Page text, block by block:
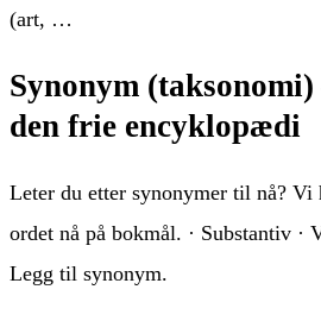
(art, …
Synonym
den frie encyklopædi
Leter du etter synonymer til nå? Vi
ordet nå på bokmål. · Substantiv ·
Legg til synonym.